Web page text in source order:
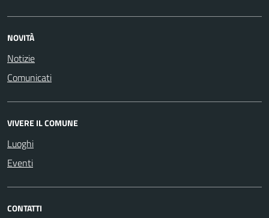
NOVITÀ
Notizie
Comunicati
VIVERE IL COMUNE
Luoghi
Eventi
CONTATTI